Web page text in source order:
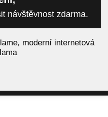
návštěvnost zdarma.
moderní internetová